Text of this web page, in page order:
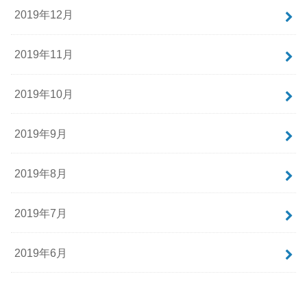
2019年12月
2019年11月
2019年10月
2019年9月
2019年8月
2019年7月
2019年6月